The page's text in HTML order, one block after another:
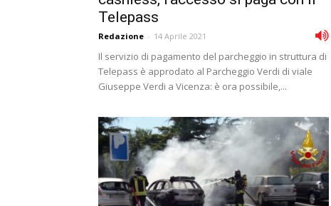
Telepass
Redazione - 14 Aprile 2021
Il servizio di pagamento del parcheggio in struttura di
Telepass è approdato al Parcheggio Verdi di viale
Giuseppe Verdi a Vicenza: è ora possibile,...